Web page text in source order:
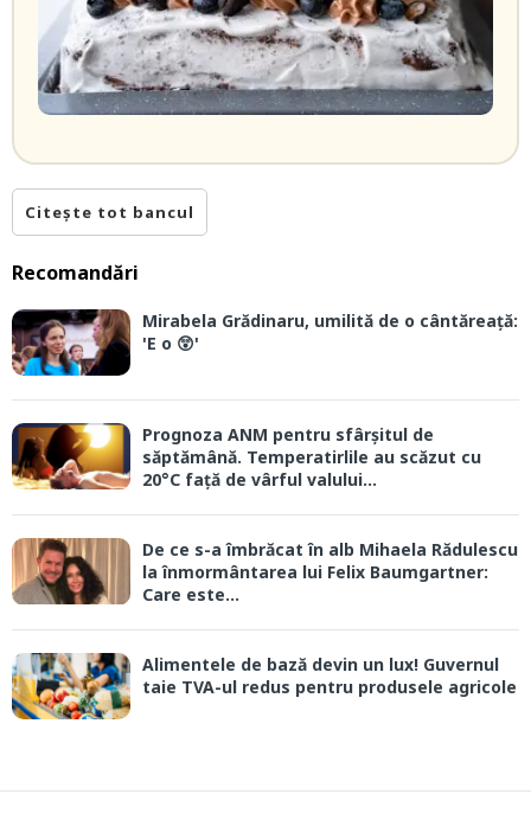
Citește tot bancul
Recomandări
Mirabela Grădinaru, umilită de o cântăreață:
'E o 😲'
Prognoza ANM pentru sfârșitul de
săptămână. Temperatirlile au scăzut cu
20°C față de vârful valului...
De ce s-a îmbrăcat în alb Mihaela Rădulescu
la înmormântarea lui Felix Baumgartner:
Care este...
Alimentele de bază devin un lux! Guvernul
taie TVA-ul redus pentru produsele agricole